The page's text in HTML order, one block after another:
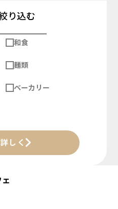
り込む
和食
麺類
ベーカリー
しく